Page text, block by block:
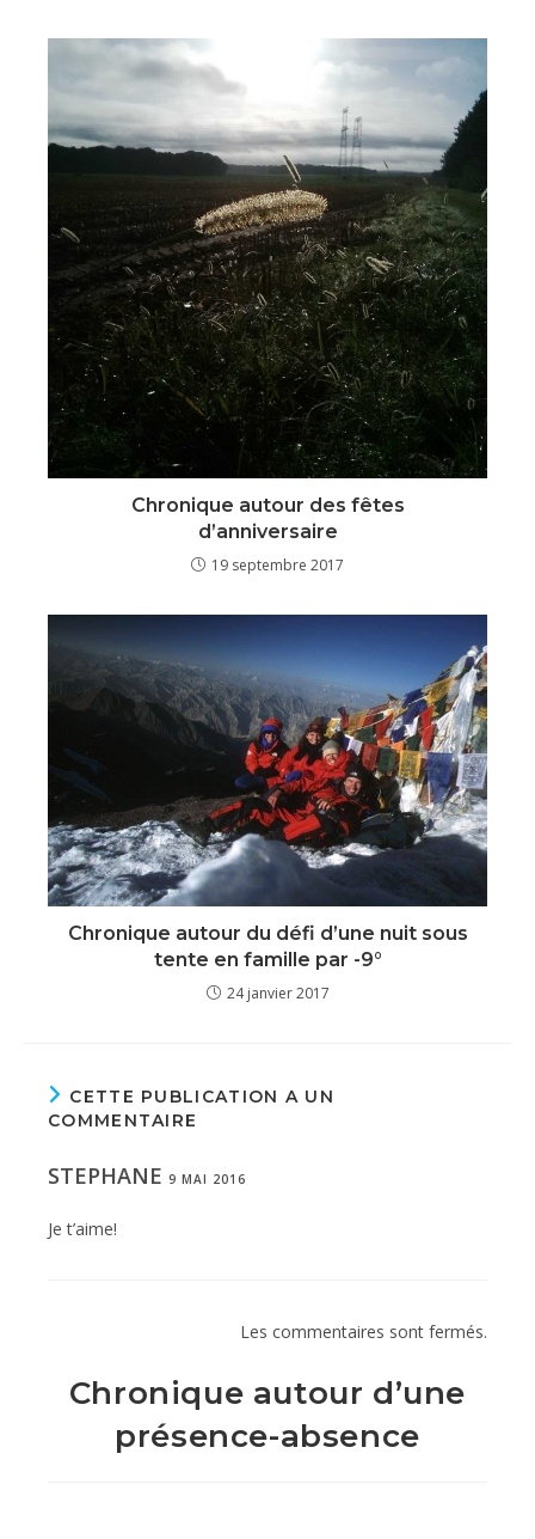
Chronique autour des fêtes
d’anniversaire
19 septembre 2017
Chronique autour du défi d’une nuit sous
tente en famille par -9°
24 janvier 2017
CETTE PUBLICATION A UN
COMMENTAIRE
STEPHANE 9 MAI 2016
Je t’aime!
Les commentaires sont fermés.
Chronique autour d’une
présence-absence